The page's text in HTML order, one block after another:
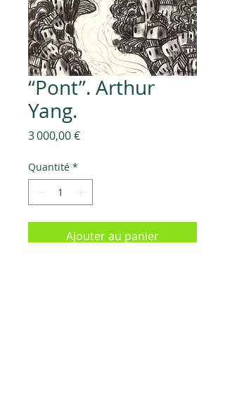
“Pont”. Arthur
Yang.
3 000,00 €Prix
Quantité *
Ajouter au panier